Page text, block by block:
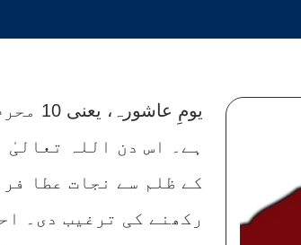
یومِ
ہے۔ اس دن اللہ
کے ظلم سے نجات عطا
رکھنے کی ترغیب دی۔